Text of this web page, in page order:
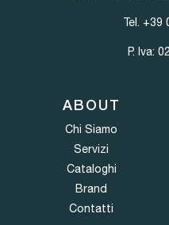
Tel. +39
P. Iva:
ABOUT
Chi Siamo
Servizi
Cataloghi
Brand
Contatti